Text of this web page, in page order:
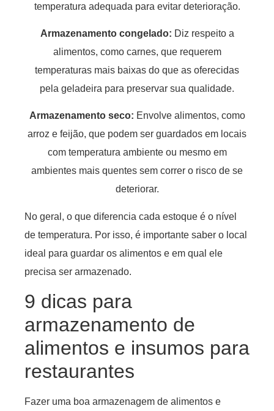
temperatura adequada para evitar deterioração.
Armazenamento congelado: Diz respeito a
alimentos, como carnes, que requerem
temperaturas mais baixas do que as oferecidas
pela geladeira para preservar sua qualidade.
Armazenamento seco: Envolve alimentos, como
arroz e feijão, que podem ser guardados em locais
com temperatura ambiente ou mesmo em
ambientes mais quentes sem correr o risco de se
deteriorar.
No geral, o que diferencia cada estoque é o nível
de temperatura. Por isso, é importante saber o local
ideal para guardar os alimentos e em qual ele
precisa ser armazenado.
9 dicas para
armazenamento de
alimentos e insumos para
restaurantes
Fazer uma boa armazenagem de alimentos e